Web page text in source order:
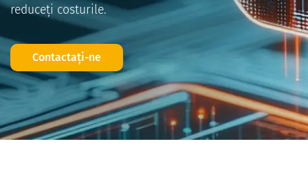
reduceți costurile.
Contactați-ne